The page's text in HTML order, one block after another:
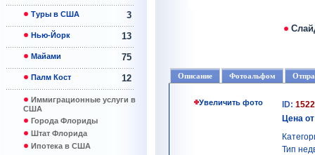
Туры в США 3
Нью-Йорк 13
Майами 75
Палм Кост 12
Иммиграционные услуги в
США
Города Флориды
Штат Флорида
Ипотека в США
Описание Фотоальфом
Увеличить фото ID: 1522
Цена
Тип